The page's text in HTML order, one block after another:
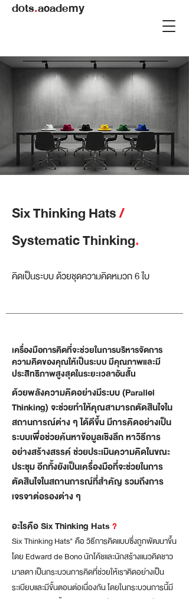
dots.academy
Six Thinking Hats/
Systematic Thinking.
คิดเป็นระบบ ด้วยชุดความคิดหมวก 6 ใบ
เครื่องมือการคิดที่จะช่วยในการบริหารจัดการ
ความคิดของคุณให้เป็นระบบ มีคุณภาพและมี
ประสิทธิภาพสูงสุดในระยะเวลาอันสั้น
ด้วยพลังความคิดอย่างมีระบบ (Parallel
Thinking) จะช่วยทำให้คุณสามารถตัดสินใจใน
สถานการณ์ต่าง ๆ ได้ดีขึ้น มีการคิดอย่างเป็น
ระบบเพื่อช่วยค้นหาข้อมูลเชิงลึก หาวิธีการ
อย่างสร้างสรรค์ ช่วยประเมินความคิดในขณะ
ประชุม อีกทั้งยังเป็นเครื่องมือที่จะช่วยในการ
ตัดสินใจในสถานการณ์ที่สำคัญ รวมถึงการ
เจรจาต่อรองต่าง ๆ
อะไรคือ Six Thinking Hats?
Six Thinking Hats" คือ วิธีการคิดแบบซึ่งถูกพัฒนาขึ้น
โดย Edward de Bono นักโค้ชและนักสร้างแนวคิดชาว
มาลตา เป็นกระบวนการคิดที่ช่วยให้เราคิดอย่างเป็น
ระเบียบและมีขั้นตอนต่อเนื่องกัน โดยในกระบวนการนี้มี